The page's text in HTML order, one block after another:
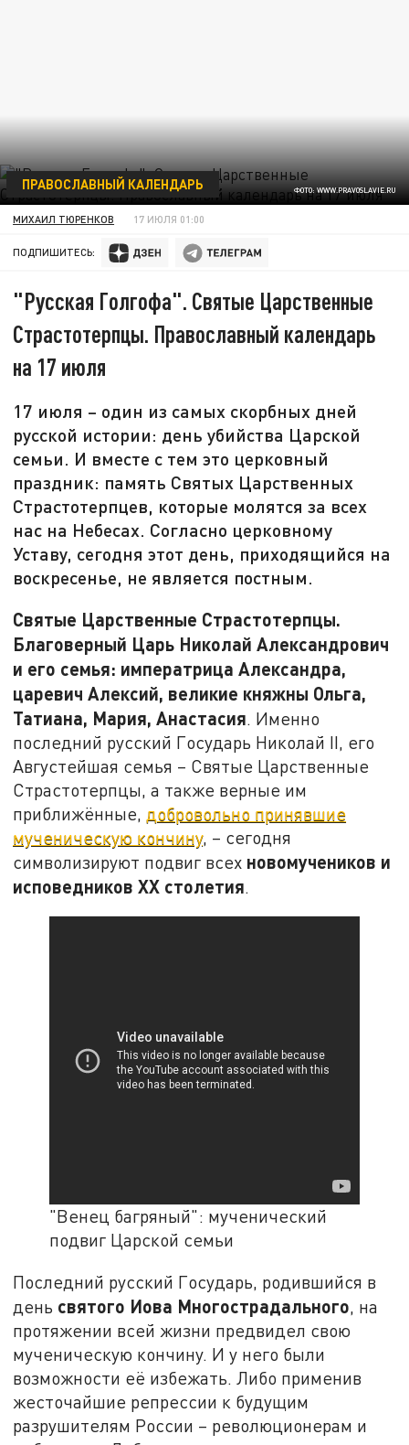
ФОТО: WWW.PRAVOSLAVIE.RU
ПРАВОСЛАВНЫЙ КАЛЕНДАРЬ
МИХАИЛ ТЮРЕНКОВ 17 ИЮЛЯ 01:00
ПОДПИШИТЕСЬ:
"Русская Голгофа". Святые Царственные
Страстотерпцы. Православный календарь
на 17 июля
17 июля – один из самых скорбных дней
русской истории: день убийства Царской
семьи. И вместе с тем это церковный
праздник: память Святых Царственных
Страстотерпцев, которые молятся за всех
нас на Небесах. Согласно церковному
Уставу, сегодня этот день, приходящийся на
воскресенье, не является постным.
Святые Царственные Страстотерпцы.
Благоверный Царь Николай Александрович
и его семья: императрица Александра,
царевич Алексий, великие княжны Ольга,
Татиана, Мария, Анастасия. Именно
последний русский Государь Николай II, его
Августейшая семья – Святые Царственные
Страстотерпцы, а также верные им
приближённые, добровольно принявшие
мученическую кончину, – сегодня
символизируют подвиг всех новомучеников и
исповедников XX столетия.
"Венец багряный": мученический
подвиг Царской семьи
Последний русский Государь, родившийся в
день святого Иова Многострадального, на
протяжении всей жизни предвидел свою
мученическую кончину. И у него были
возможности её избежать. Либо применив
жесточайшие репрессии к будущим
разрушителям России – революционерам и